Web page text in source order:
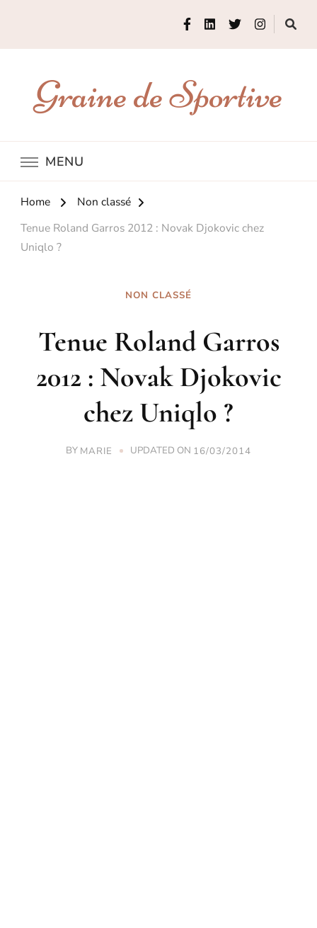
Graine de Sportive
MENU
Home
Non classé
Tenue Roland Garros 2012 : Novak Djokovic chez
Uniqlo ?
NON CLASSÉ
Tenue Roland Garros
2012 : Novak Djokovic
chez Uniqlo ?
BY MARIE UPDATED ON 16/03/2014